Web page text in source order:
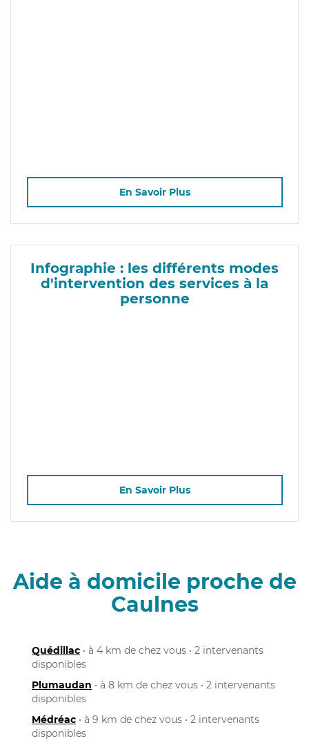
En Savoir Plus
Infographie : les différents modes
d'intervention des services à la
personne
En Savoir Plus
Aide à domicile proche de
Caulnes
Quédillac • à 4 km de chez vous • 2 intervenants
disponibles
Plumaudan • à 8 km de chez vous • 2 intervenants
disponibles
Médréac • à 9 km de chez vous • 2 intervenants
disponibles